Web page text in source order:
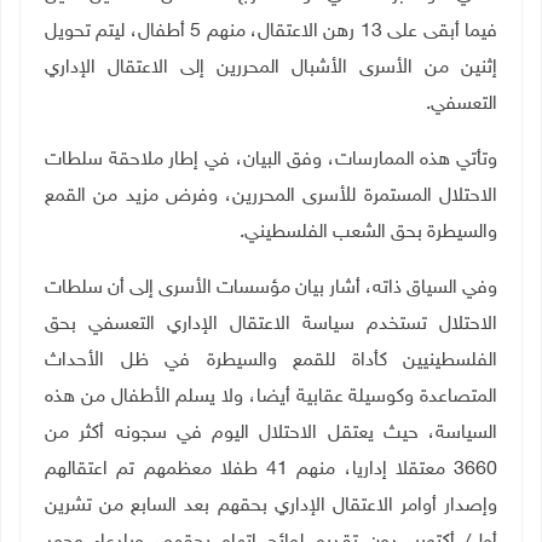
فيما أبقى على 13 رهن الاعتقال، منهم 5 أطفال، ليتم تحويل
إثنين من الأسرى الأشبال المحررين إلى الاعتقال الإداري
التعسفي.
وتأتي هذه الممارسات، وفق البيان، في إطار ملاحقة سلطات
الاحتلال المستمرة للأسرى المحررين، وفرض مزيد من القمع
والسيطرة بحق الشعب الفلسطيني.
وفي السياق ذاته، أشار بيان مؤسسات الأسرى إلى أن سلطات
الاحتلال تستخدم سياسة الاعتقال الإداري التعسفي بحق
الفلسطينيين كأداة للقمع والسيطرة في ظل الأحداث
المتصاعدة وكوسيلة عقابية أيضا، ولا يسلم الأطفال من هذه
السياسة، حيث يعتقل الاحتلال اليوم في سجونه أكثر من
3660 معتقلا إداريا، منهم 41 طفلا معظمهم تم اعتقالهم
وإصدار أوامر الاعتقال الإداري بحقهم بعد السابع من تشرين